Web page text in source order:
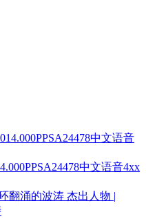
中文语音4xx
杰出人物 |